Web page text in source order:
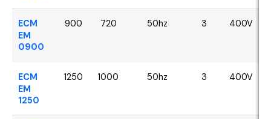
ECM
EM
0900
900 720 50hz 3 400V
ECM
EM
1250
1250 1000 50hz 3 400V